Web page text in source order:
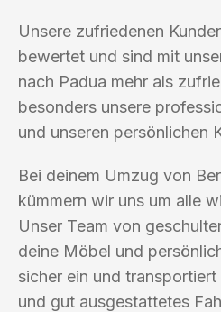
Unsere zufriedenen
bewertet und sind mit
nach Padua mehr als
besonders unsere
und unseren persönlichen
Bei deinem Umzug von
kümmern wir uns um alle
Unser Team von
deine Möbel und
sicher ein und
und gut ausgestattetes